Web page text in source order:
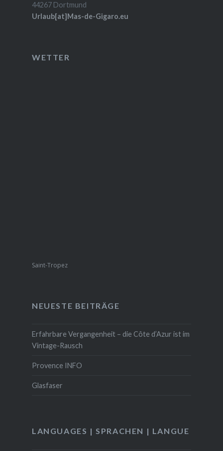
44267 Dortmund
Urlaub[at]Mas-de-Gigaro.eu
WETTER
Saint-Tropez
NEUESTE BEITRÄGE
Erfahrbare Vergangenheit – die Côte d’Azur ist im
Vintage-Rausch
Provence INFO
Glasfaser
LANGUAGES | SPRACHEN | LANGUE